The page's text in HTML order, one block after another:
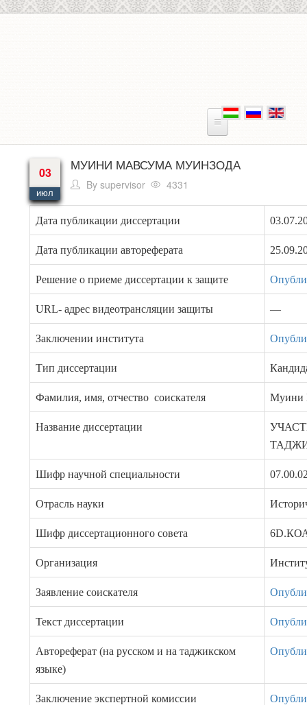
03
июл
МУИНИ МАВСУМА МУИНЗОДА
Bysupervisor 4331
Дата публикации диссертации
Дата публикации автореферата
Решение о приеме диссертации к защите
URL- адрес видеотрансляции защиты —
Заключении института
Тип диссертации
Фамилия, имя, отчество соискателя Муини
Название диссертации
Шифр научной специальности
Отрасль науки
Шифр диссертационного совета
Организация
Заявление соискателя
Текст диссертации
Автореферат (на русском и на таджикском
языке)
Заключение экспертной комиссии